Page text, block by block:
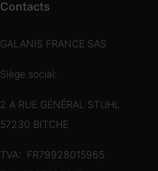
Contacts
GALANIS FRANCE SAS
Siège social:
2 A RUE GÉNÉRAL STUHL
57230 BITCHE
TVA: FR79928015965